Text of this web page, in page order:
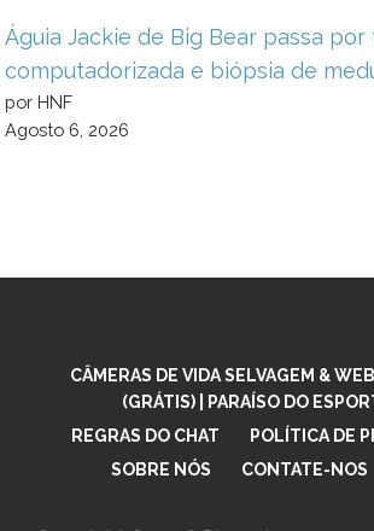
Águia Jackie de Big Bear passa por
computadorizada e biópsia de
por HNF
Agosto 6, 2026
CÂMERAS DE VIDA SELVAGEM &
(GRÁTIS) | PARAÍSO DO
REGRAS DO CHAT
POLÍTICA DE
SOBRE NÓS
CONTATE-NOS